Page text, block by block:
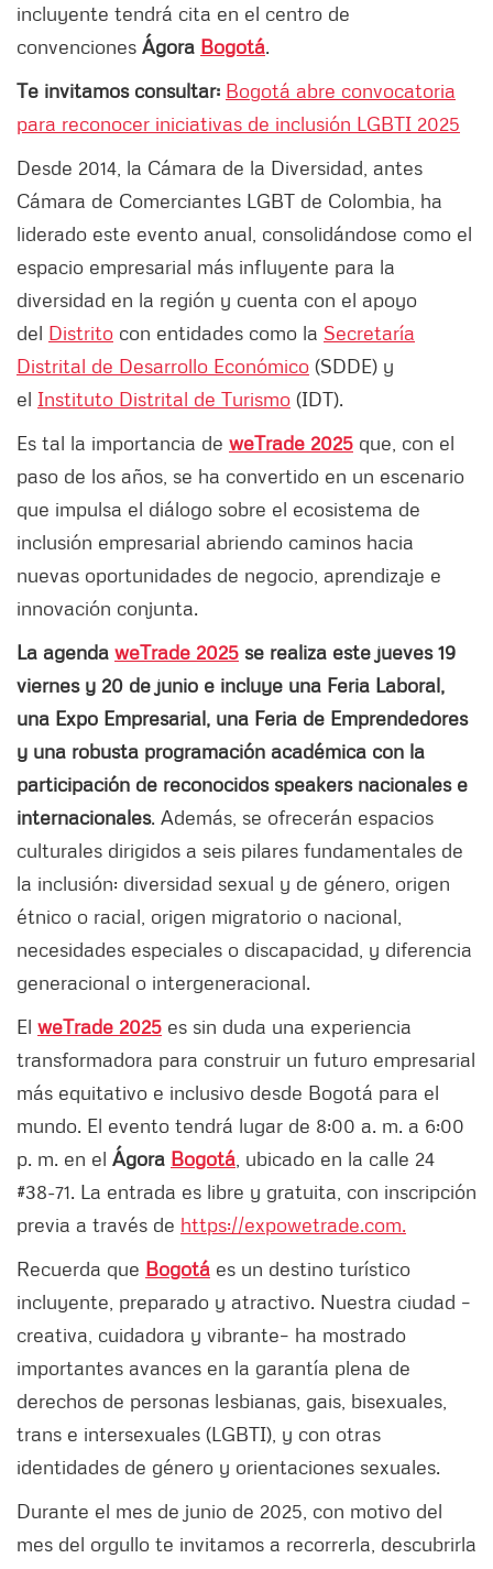
incluyente tendrá cita en el centro de
convenciones Ágora Bogotá.
Te invitamos consultar: Bogotá abre convocatoria
para reconocer iniciativas de inclusión LGBTI 2025
Desde 2014, la Cámara de la Diversidad, antes
Cámara de Comerciantes LGBT de Colombia, ha
liderado este evento anual, consolidándose como el
espacio empresarial más influyente para la
diversidad en la región y cuenta con el apoyo
del Distrito con entidades como la Secretaría
Distrital de Desarrollo Económico (SDDE) y
el Instituto Distrital de Turismo (IDT).
Es tal la importancia de weTrade 2025 que, con el
paso de los años, se ha convertido en un escenario
que impulsa el diálogo sobre el ecosistema de
inclusión empresarial abriendo caminos hacia
nuevas oportunidades de negocio, aprendizaje e
innovación conjunta.
La agenda weTrade 2025 se realiza este jueves 19
viernes y 20 de junio e incluye una Feria Laboral,
una Expo Empresarial, una Feria de Emprendedores
y una robusta programación académica con la
participación de reconocidos speakers nacionales e
internacionales. Además, se ofrecerán espacios
culturales dirigidos a seis pilares fundamentales de
la inclusión: diversidad sexual y de género, origen
étnico o racial, origen migratorio o nacional,
necesidades especiales o discapacidad, y diferencia
generacional o intergeneracional.
El weTrade 2025 es sin duda una experiencia
transformadora para construir un futuro empresarial
más equitativo e inclusivo desde Bogotá para el
mundo. El evento tendrá lugar de 8:00 a. m. a 6:00
p. m. en el Ágora Bogotá , ubicado en la calle 24
#38-71. La entrada es libre y gratuita, con inscripción
previa a través de https://expowetrade.com.
Recuerda que Bogotá es un destino turístico
incluyente, preparado y atractivo. Nuestra ciudad –
creativa, cuidadora y vibrante– ha mostrado
importantes avances en la garantía plena de
derechos de personas lesbianas, gais, bisexuales,
trans e intersexuales (LGBTI), y con otras
identidades de género y orientaciones sexuales.
Durante el mes de junio de 2025, con motivo del
mes del orgullo te invitamos a recorrerla, descubrirla